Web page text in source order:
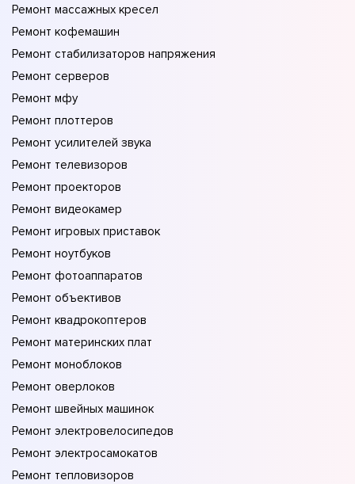
Ремонт массажных кресел
Ремонт кофемашин
Ремонт стабилизаторов напряжения
Ремонт серверов
Ремонт мфу
Ремонт плоттеров
Ремонт усилителей звука
Ремонт телевизоров
Ремонт проекторов
Ремонт видеокамер
Ремонт игровых приставок
Ремонт ноутбуков
Ремонт фотоаппаратов
Ремонт объективов
Ремонт квадрокоптеров
Ремонт материнских плат
Ремонт моноблоков
Ремонт оверлоков
Ремонт швейных машинок
Ремонт электровелосипедов
Ремонт электросамокатов
Ремонт тепловизоров